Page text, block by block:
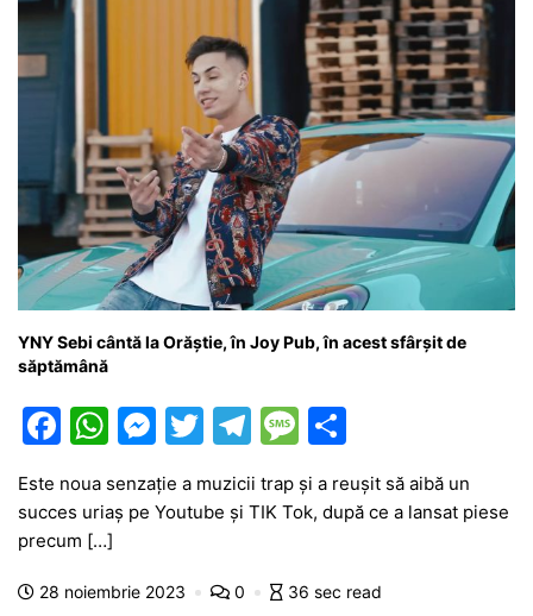
YNY Sebi cântă la Orăștie, în Joy Pub, în acest sfârșit de
săptămână
F
c
e
b
W
at
s
A
M
e
s
e
T
w
itt
er
T
el
e
a
M
e
s
a
ar
ta
a
Este noua senzație a muzicii trap și a reușit să aibă un
succes uriaș pe Youtube și TIK Tok, după ce a lansat piese
precum […]
28 noiembrie 2023 0 36 sec read